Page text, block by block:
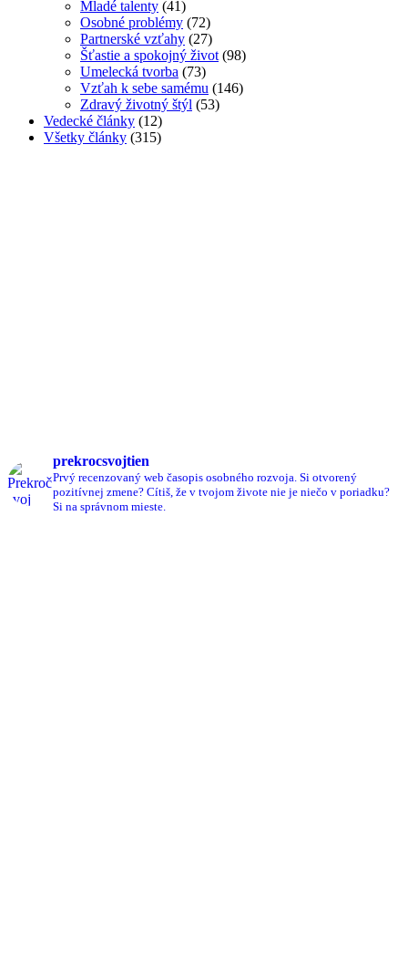
Mladé talenty (41)
Osobné problémy (72)
Partnerské vzťahy (27)
Šťastie a spokojný život (98)
Umelecká tvorba (73)
Vzťah k sebe samému (146)
Zdravý životný štýl (53)
Vedecké články (12)
Všetky články (315)
prekrocsvojtien
Prvý recenzovaný web časopis osobného rozvoja. Si otvorený
pozitívnej zmene? Cítiš, že v tvojom živote nie je niečo v poriadku?
Si na správnom mieste.